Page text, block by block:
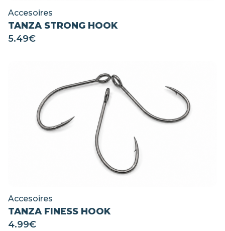
Accesoires
TANZA STRONG HOOK
5.49€
Accesoires
TANZA FINESS HOOK
4.99€